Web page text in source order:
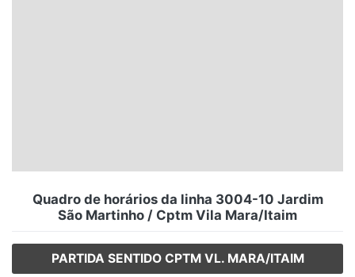
Quadro de horários da linha 3004-10 Jardim
São Martinho / Cptm Vila Mara/Itaim
PARTIDA SENTIDO CPTM VL. MARA/ITAIM